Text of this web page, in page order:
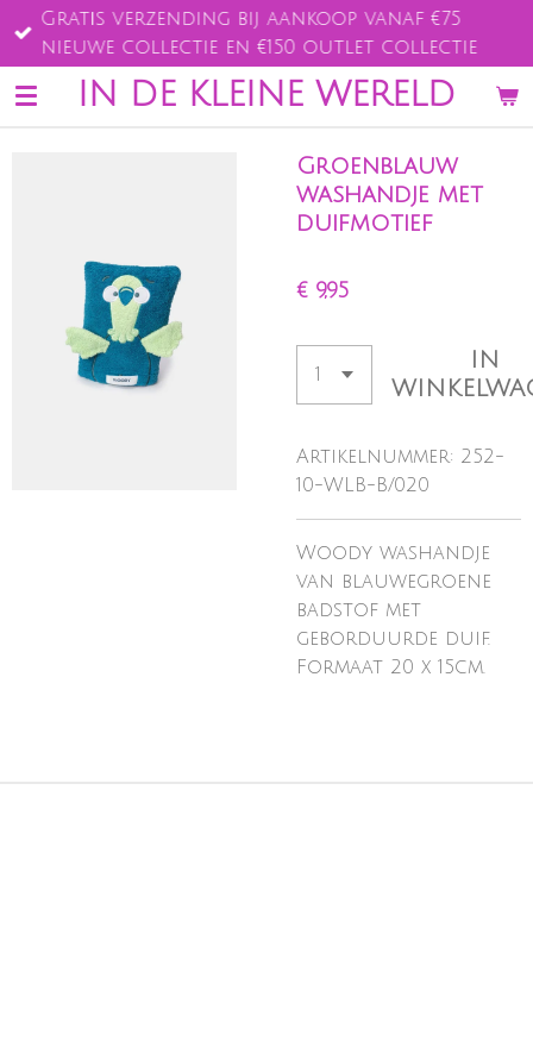
Ga
direct
naar
de
IN DE KLEINE WERELD
Gratis verzending bij aankoop vanaf €75
nieuwe collectie en €150 outlet collectie
Groenblauw
washandje met
duifmotief
€ 9,95
IN
Artikelnummer: 252-
10-WLB-B/020
Woody washandje
van blauwegroene
badstof met
geborduurde duif.
Formaat 20 x 15cm.